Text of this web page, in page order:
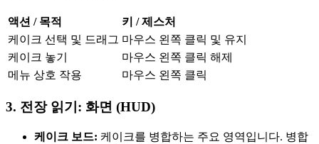
액션 / 목적
키 / 제스처
케이크 선택 및 드래그 마우스 왼쪽 클릭 및 유지
케이크 놓기
마우스 왼쪽 클릭 해제
메뉴 상호 작용
마우스 왼쪽 클릭
3. 전장 읽기: 화면 (HUD)
케이크 보드: 케이크를 병합하는 주요 영역입니다. 병합